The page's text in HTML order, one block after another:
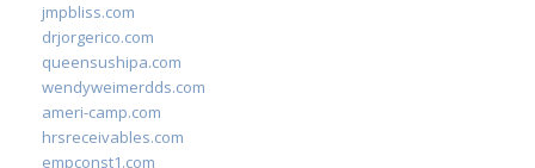
jmpbliss.com
drjorgerico.com
queensushipa.com
wendyweimerdds.com
ameri-camp.com
hrsreceivables.com
empconst1.com